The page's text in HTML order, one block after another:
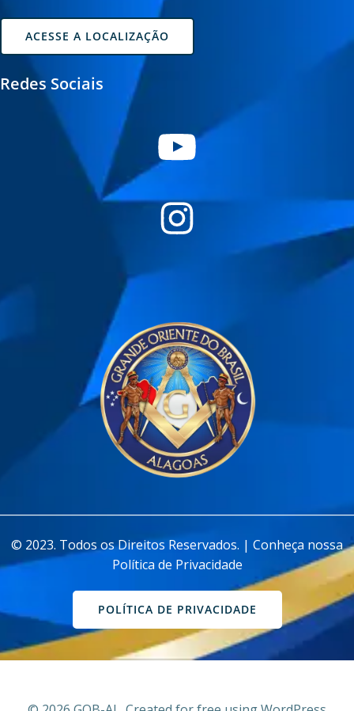
ACESSE A LOCALIZAÇÃO
Redes Sociais
© 2023. Todos os Direitos Reservados. | Conheça nossa
Política de Privacidade
POLÍTICA DE PRIVACIDADE